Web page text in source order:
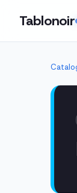
Tablonoir